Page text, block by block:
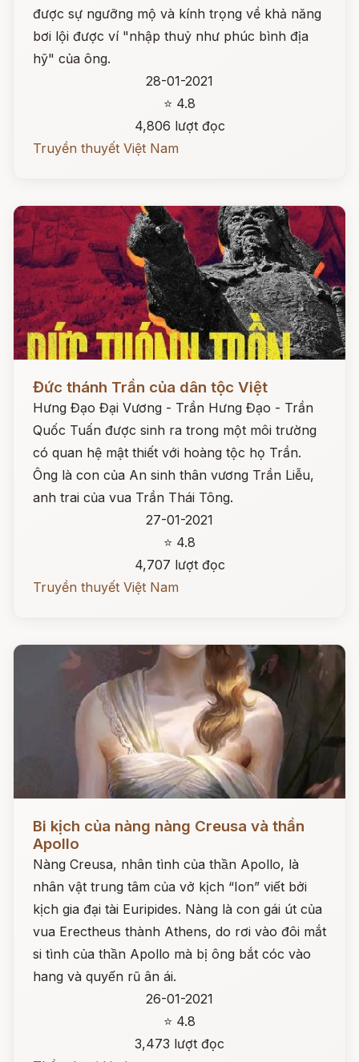
được sự ngưỡng mộ và kính trọng về khả năng
bơi lội được ví "nhập thuỷ như phúc bình địa
hỹ" của ông.
28-01-2021
⭐ 4.8
4,806 lượt đọc
Truyền thuyết Việt Nam
Đức thánh Trần của dân tộc Việt
Hưng Đạo Đại Vương - Trần Hưng Đạo - Trần
Quốc Tuấn được sinh ra trong một môi trường
có quan hệ mật thiết với hoàng tộc họ Trần.
Ông là con của An sinh thân vương Trần Liễu,
anh trai của vua Trần Thái Tông.
27-01-2021
⭐ 4.8
4,707 lượt đọc
Truyền thuyết Việt Nam
Bi kịch của nàng nàng Creusa và thần
Apollo
Nàng Creusa, nhân tình của thần Apollo, là
nhân vật trung tâm của vở kịch “Ion” viết bởi
kịch gia đại tài Euripides. Nàng là con gái út của
vua Erectheus thành Athens, do rơi vào đôi mắt
si tình của thần Apollo mà bị ông bắt cóc vào
hang và quyến rũ ân ái.
26-01-2021
⭐ 4.8
3,473 lượt đọc